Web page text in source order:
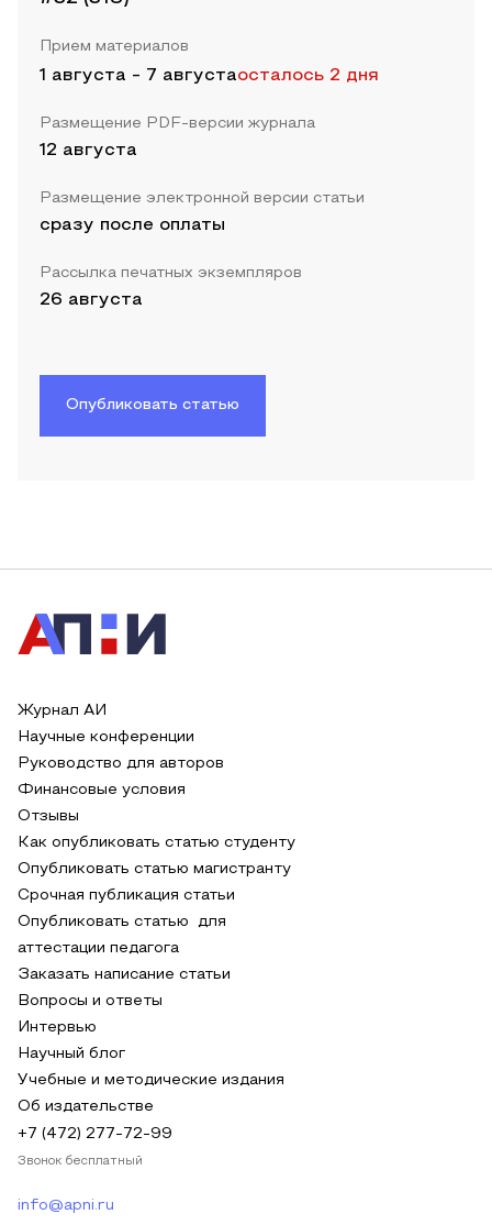
Прием материалов
1 августа - 7 августаосталось 2 дня
Размещение PDF-версии журнала
12 августа
Размещение электронной версии статьи
сразу после оплаты
Рассылка печатных экземпляров
26 августа
Опубликовать статью
Журнал АИ
Научные конференции
Руководство для авторов
Финансовые условия
Отзывы
Как опубликовать статью студенту
Опубликовать статью магистранту
Срочная публикация статьи
Опубликовать статью для
аттестации педагога
Заказать написание статьи
Вопросы и ответы
Интервью
Научный блог
Учебные и методические издания
Об издательстве
+7 (472) 277-72-99
Звонок бесплатный
info@apni.ru